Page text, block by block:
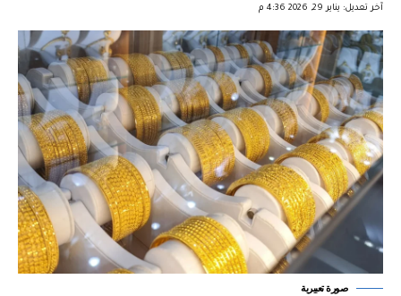
آخر تعديل: يناير 29, 2026 4:36 م
صورة تعبيرية